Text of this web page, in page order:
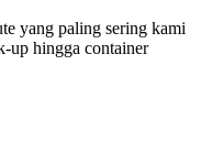
yang paling sering kami
up hingga container